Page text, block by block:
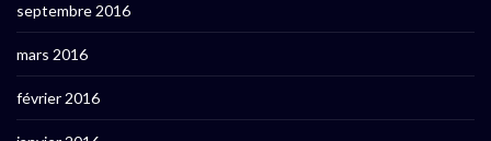
septembre 2016
mars 2016
février 2016